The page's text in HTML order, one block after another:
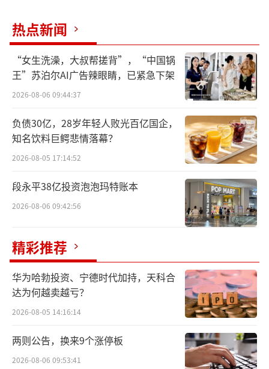
的“唯一军火商”，英伟达最近一个月里，股
价又飞速拉升了近50%——今年以来，更吸走了
纳斯达克约40%的上涨市值。
英伟达登顶同时，万马齐喑，微软、苹
果、谷歌、亚马逊、Meta、特斯拉齐齐下跌，
向新王屈膝。
▲（市值排名。图源/App Economy Insights）
不过，这场盛宴中更兴奋和焦虑的，还是
热点新闻
“女生洗澡，大叔帮搓背”，“中国锅
王”苏泊尔AI广告辣眼睛，已紧急下架
2026-08-06 09:44:37
负债30亿，28岁年轻人败光百亿国企，
知名饮料巨鳄悲情落幕？
2026-08-05 17:14:52
段永平38亿投资泡泡玛特账本
2026-08-06 09:42:56
精彩推荐
华为哈勃投资、宁德时代加持，天科合
达为何越卖越亏？
2026-08-05 14:16:14
两则公告，换来9个涨停板
2026-08-06 09:53:41